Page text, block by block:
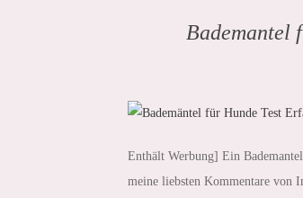
Bademantel
Enthält Werbung] Ein
meine liebsten Kommentare von